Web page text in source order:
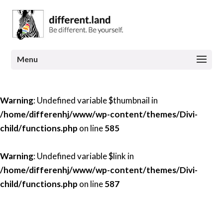
Warning: Undefined variable $thumbnail in
/home/differenhj/www/wp-content/themes/Divi-
child/functions.php on line585
Warning: Undefined variable $link in
/home/differenhj/www/wp-content/themes/Divi-
child/functions.php on line587